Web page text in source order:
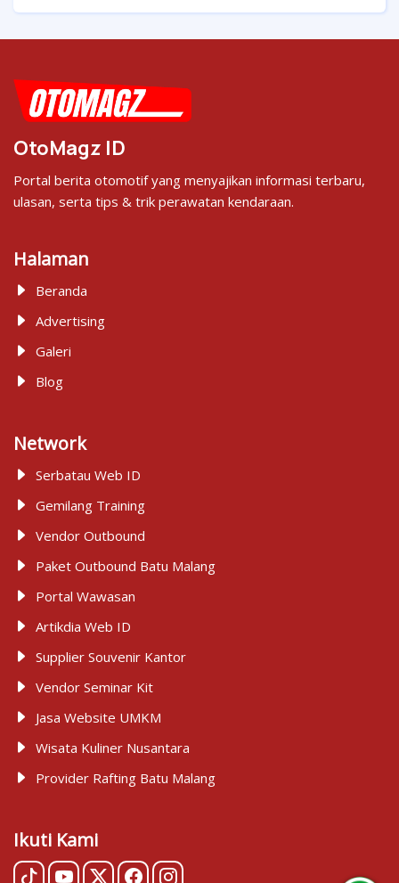
OtoMagz ID
Portal berita otomotif yang menyajikan informasi terbaru,
ulasan, serta tips & trik perawatan kendaraan.
Halaman
Beranda
Advertising
Galeri
Blog
Network
Serbatau Web ID
Gemilang Training
Vendor Outbound
Paket Outbound Batu Malang
Portal Wawasan
Artikdia Web ID
Supplier Souvenir Kantor
Vendor Seminar Kit
Jasa Website UMKM
Wisata Kuliner Nusantara
Provider Rafting Batu Malang
Ikuti Kami